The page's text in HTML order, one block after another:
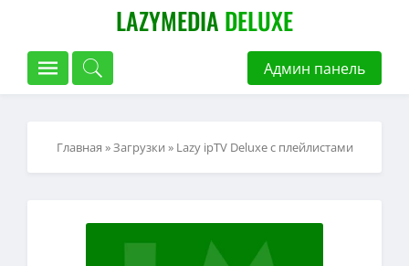
LAZYMEDIA DELUXE
Админ панель
Главная »Загрузки » Lazy ipTV Deluxe с плейлистами